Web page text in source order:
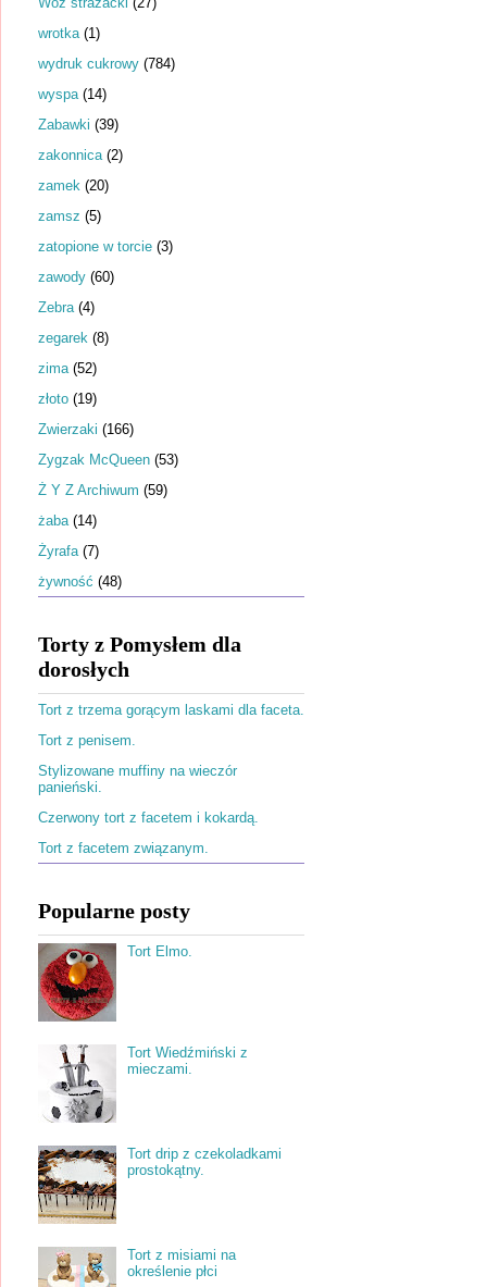
wrotka (1)
wydruk cukrowy (784)
wyspa (14)
Zabawki (39)
zakonnica (2)
zamek (20)
zamsz (5)
zatopione w torcie (3)
zawody (60)
Zebra (4)
zegarek (8)
zima (52)
złoto (19)
Zwierzaki (166)
Zygzak McQueen (53)
Ż Y Z Archiwum (59)
żaba (14)
Żyrafa (7)
żywność (48)
Torty z Pomysłem dla
dorosłych
Tort z trzema gorącym laskami dla faceta.
Tort z penisem.
Stylizowane muffiny na wieczór
panieński.
Czerwony tort z facetem i kokardą.
Tort z facetem związanym.
Popularne posty
Tort Elmo.
Tort Wiedźmiński z
mieczami.
Tort drip z czekoladkami
prostokątny.
Tort z misiami na
określenie płci